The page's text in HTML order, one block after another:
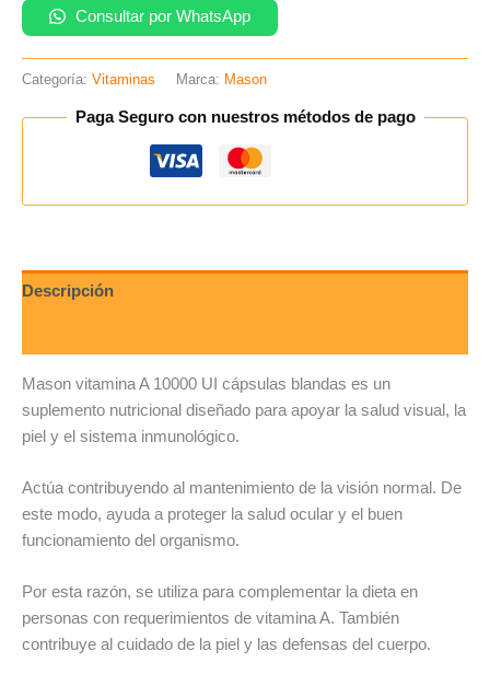
Consultar por WhatsApp
Categoría: Vitaminas Marca: Mason
Paga Seguro con nuestros métodos de pago
Descripción
Mason vitamina A 10000 UI cápsulas blandas es un
suplemento nutricional diseñado para apoyar la salud visual, la
piel y el sistema inmunológico.
Actúa contribuyendo al mantenimiento de la visión normal. De
este modo, ayuda a proteger la salud ocular y el buen
funcionamiento del organismo.
Por esta razón, se utiliza para complementar la dieta en
personas con requerimientos de vitamina A. También
contribuye al cuidado de la piel y las defensas del cuerpo.